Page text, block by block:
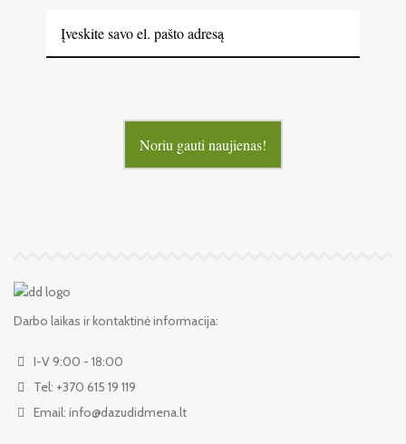
Noriu gauti naujienas!
Darbo laikas ir kontaktinė informacija:
I-V 9:00 - 18:00
Tel: +370 615 19 119
Email: info@dazudidmena.lt